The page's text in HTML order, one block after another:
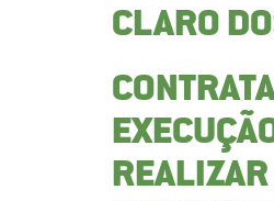
CLARO